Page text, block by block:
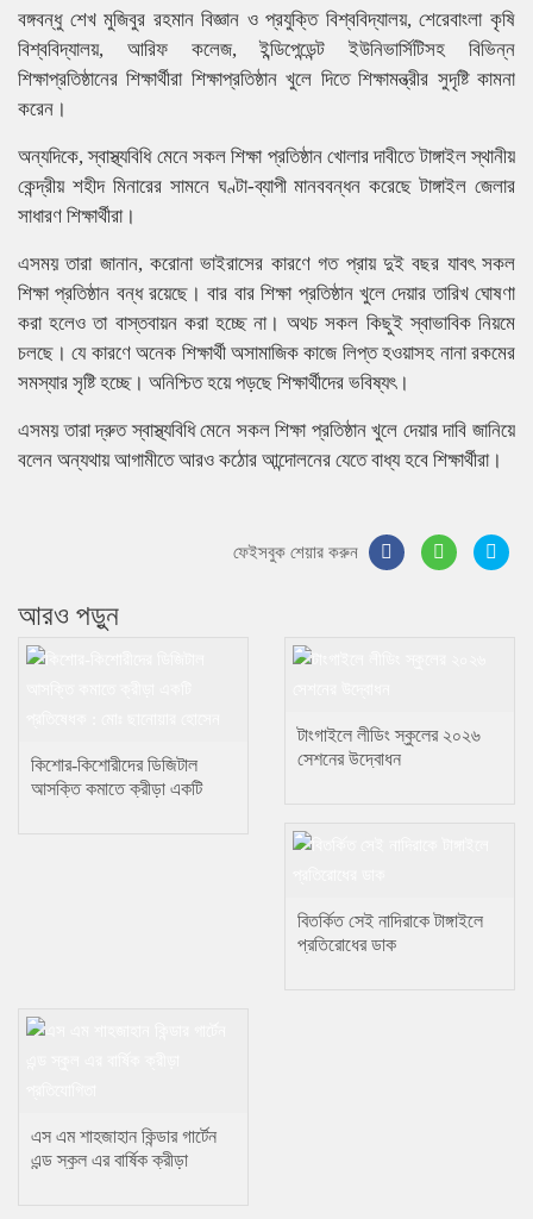
বঙ্গবন্ধু শেখ মুজিবুর রহমান বিজ্ঞান ও প্রযুক্তি বিশ্ববিদ্যালয়, শেরেবাংলা কৃষি
বিশ্ববিদ্যালয়, আরিফ কলেজ, ইন্ডিপেন্ডেন্ট ইউনিভার্সিটিসহ বিভিন্ন
শিক্ষাপ্রতিষ্ঠানের শিক্ষার্থীরা শিক্ষাপ্রতিষ্ঠান খুলে দিতে শিক্ষামন্ত্রীর সুদৃষ্টি কামনা
করেন।
অন্যদিকে, স্বাস্থ্যবিধি মেনে সকল শিক্ষা প্রতিষ্ঠান খোলার দাবীতে টাঙ্গাইল স্থানীয়
কেন্দ্রীয় শহীদ মিনারের সামনে ঘণ্টা-ব্যাপী মানববন্ধন করেছে টাঙ্গাইল জেলার
সাধারণ শিক্ষার্থীরা।
এসময় তারা জানান, করোনা ভাইরাসের কারণে গত প্রায় দুই বছর যাবৎ সকল
শিক্ষা প্রতিষ্ঠান বন্ধ রয়েছে। বার বার শিক্ষা প্রতিষ্ঠান খুলে দেয়ার তারিখ ঘোষণা
করা হলেও তা বাস্তবায়ন করা হচ্ছে না। অথচ সকল কিছুই স্বাভাবিক নিয়মে
চলছে। যে কারণে অনেক শিক্ষার্থী অসামাজিক কাজে লিপ্ত হওয়াসহ নানা রকমের
সমস্যার সৃষ্টি হচ্ছে। অনিশ্চিত হয়ে পড়ছে শিক্ষার্থীদের ভবিষ্যৎ।
এসময় তারা দ্রুত স্বাস্থ্যবিধি মেনে সকল শিক্ষা প্রতিষ্ঠান খুলে দেয়ার দাবি জানিয়ে
বলেন অন্যথায় আগামীতে আরও কঠোর আন্দোলনের যেতে বাধ্য হবে শিক্ষার্থীরা।
ফেইসবুক শেয়ার করুন
আরও পড়ুন
কিশোর-কিশোরীদের ডিজিটাল
আসক্তি কমাতে ক্রীড়া একটি
টাংগাইলে লীডিং স্কুলের ২০২৬
সেশনের উদ্বোধন
বিতর্কিত সেই নাদিরাকে টাঙ্গাইলে
প্রতিরোধের ডাক
এস এম শাহজাহান কিন্ডার গার্টেন
এন্ড স্কুল এর বার্ষিক ক্রীড়া